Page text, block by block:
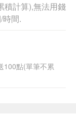
積計算),無法用錢
時間.
100點(單筆不累